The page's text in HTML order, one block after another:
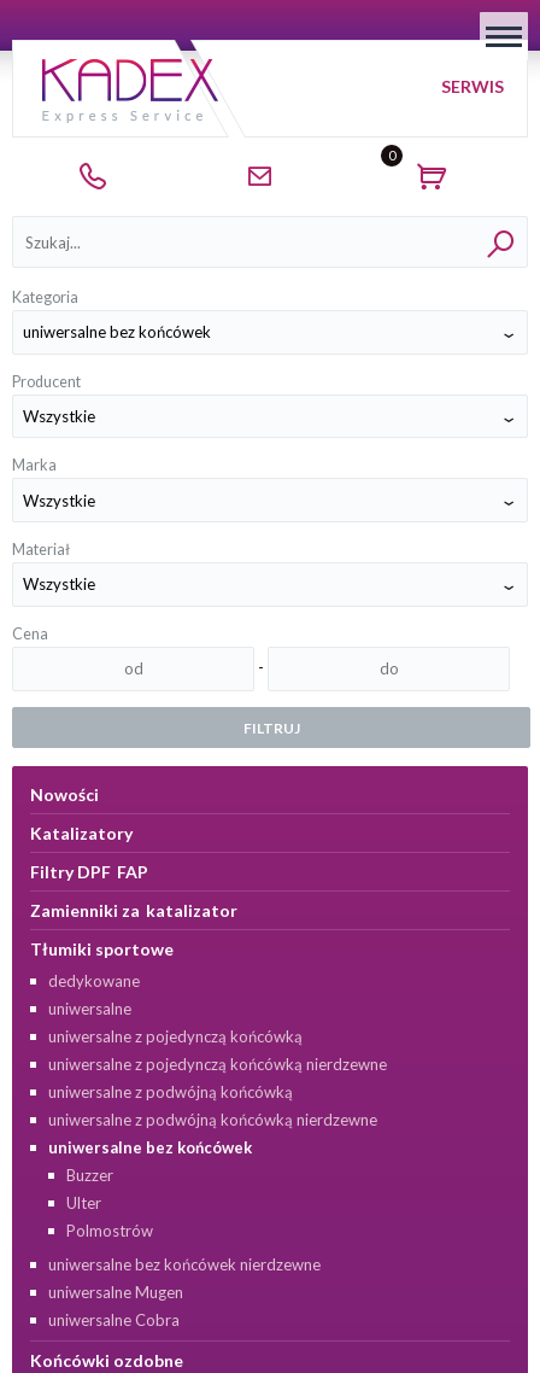
0
SERWIS
Kategoria
Producent
Marka
Materiał
Cena
-
FILTRUJ
Kategorie
Nowości
Katalizatory
Filtry DPF FAP
Zamienniki za katalizator
Tłumiki sportowe
dedykowane
uniwersalne
uniwersalne z pojedynczą końcówką
uniwersalne z pojedynczą końcówką nierdzewne
uniwersalne z podwójną końcówką
uniwersalne z podwójną końcówką nierdzewne
uniwersalne bez końcówek
Buzzer
Ulter
Polmostrów
uniwersalne bez końcówek nierdzewne
uniwersalne Mugen
uniwersalne Cobra
Końcówki ozdobne